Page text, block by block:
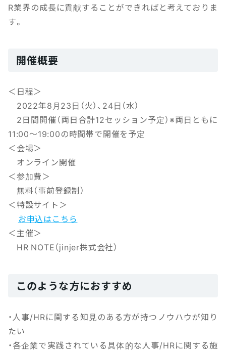
R業界の成長に貢献することができればと考えておりま
す。
開催概要
＜日程＞
2022年8月23日（火）、24日（水）
2日間開催（両日合計12セッション予定）※両日ともに
11:00～19:00の時間帯で開催を予定
＜会場＞
オンライン開催
＜参加費＞
無料（事前登録制）
＜特設サイト＞
お申込はこちら
＜主催＞
HR NOTE（jinjer株式会社）
このような方におすすめ
・人事/HRに関する知見のある方が持つノウハウが知り
たい
・各企業で実践されている具体的な人事/HRに関する施